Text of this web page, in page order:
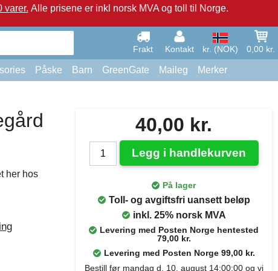
varer. Alle prisene er inkl norsk MVA og toll til Norge.
Frakt Kontakt kr. (NOK) 0,00 kr.
Påske Barn GreenGate Maileg Merker
40,00 kr.
Legg i handlekurven
På lager
Toll- og avgiftsfri uansett beløp
inkl. 25% norsk MVA
Levering med Posten Norge hentested
79,00 kr.
Levering med Posten Norge 99,00 kr.
Bestill før mandag d. 10. august 14:00:00 og vi
her hos